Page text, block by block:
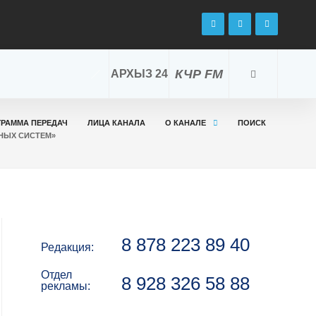
КЧР FM
АРХЫЗ 24
ПЕРЕДАЧ ЛИЦА КАНАЛА О КАНАЛЕ
ПОИСК
СИСТЕМ»
Редакция: 8 878 223 89 40
Отдел
рекламы:
8 928 326 58 88